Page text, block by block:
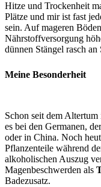
Hitze und Trockenheit
Plätze und mir ist fast
sein. Auf mageren
Nährstoffversorgung
dünnen Stängel rasch
Meine Besonderheit
Schon seit dem
es bei den Germanen,
oder in China. Noch
Pflanzenteile während
alkoholischen Auszug
Magenbeschwerden als
Badezusatz.